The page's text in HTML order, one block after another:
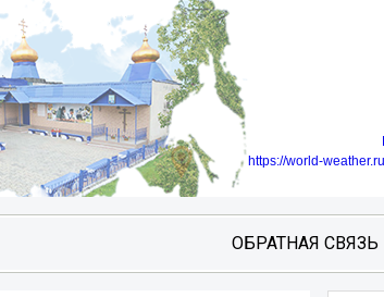
https://world-
ОБРАТНАЯ СВЯЗЬ